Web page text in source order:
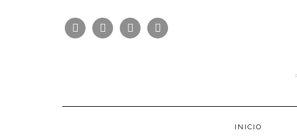
FOLLOW
US
FACEBOOKTWITTERPINTERESTINSTAGRAM
INICIO